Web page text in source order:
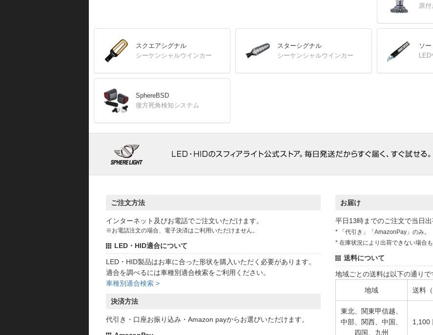
原
スクエアシグナル
シーケンシャルウインカー
スターシグナル
シーケンシャルウインカー
ソ
LED
SphereBSD
後方死角検知システム
ご注文方法
インターネット及びお電話でご注文いただけます。
※お電話注文の場合、電子決済はご利用いただけません。
LED・HID適合について
LED・HID製品はお車に合った形状を購入いただく必要があります。
適合を調べるには車種別適合検索をご利用ください。
車種別適合検索 >
決済方法
代引き・口座お振り込み・Amazon payからお選びいただけます。
お届け
平日13時までのご注文で当日出
* 「代引き」「AmazonPay」のみ。
* 在庫状況により出荷できない場合も
送料について
地域ごとの送料は以下の通りで
地域 送料（
東北、関東甲信越、
中部、関西、中国、
四国、九州
1,100